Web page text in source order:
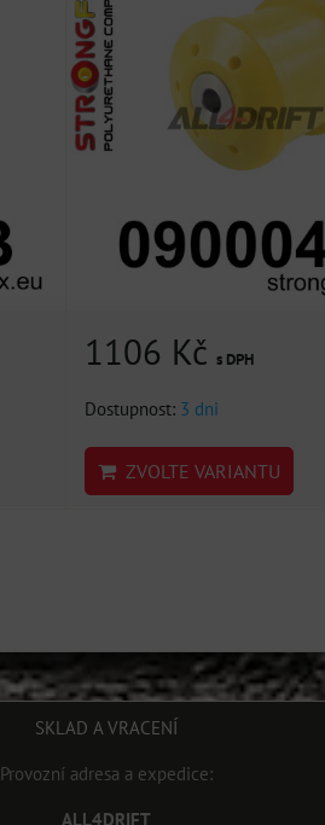
1106 Kč s DPH
Dostupnost: 3 dni
ZVOLTE VARIANTU
SKLAD A VRACENÍ
Provozní adresa a expedice:
ALL4DRIFT